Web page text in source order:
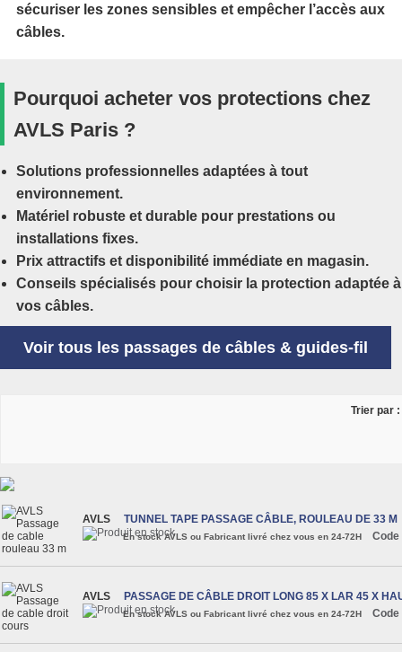
sécuriser les zones sensibles et empêcher l’accès aux
câbles.
Pourquoi acheter vos protections chez
AVLS Paris ?
Solutions professionnelles adaptées à tout
environnement.
Matériel robuste et durable pour prestations ou
installations fixes.
Prix attractifs et disponibilité immédiate en magasin.
Conseils spécialisés pour choisir la protection adaptée à
vos câbles.
Voir tous les passages de câbles & guides-fil
Trier par :
AVLS TUNNEL TAPE PASSAGE CÂBLE, ROULEAU DE 33 M
En stock AVLS ou Fabricant livré chez vous en 24-72H Code
AVLS PASSAGE DE CÂBLE DROIT LONG 85 X LAR 45 X
En stock AVLS ou Fabricant livré chez vous en 24-72H Code